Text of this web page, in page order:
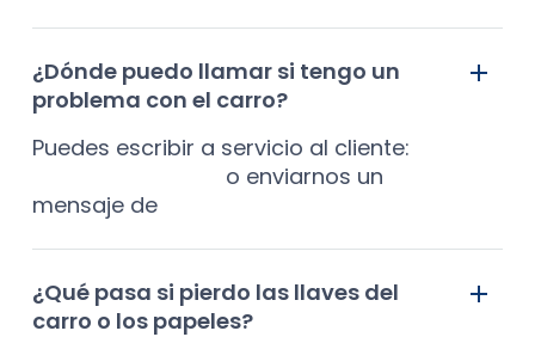
¿Dónde puedo llamar si tengo un
problema con el carro?
Puedes escribir a servicio al cliente:
o enviarnos un
mensaje de
¿Qué pasa si pierdo las llaves del
carro o los papeles?